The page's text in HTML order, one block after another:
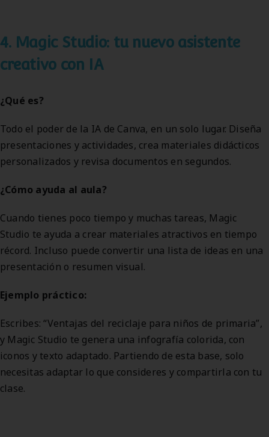
4. Magic Studio: tu nuevo asistente
creativo con IA
¿Qué es?
Todo el poder de la IA de Canva, en un solo lugar. Diseña
presentaciones y actividades, crea materiales didácticos
personalizados y revisa documentos en segundos.
¿Cómo ayuda al aula?
Cuando tienes poco tiempo y muchas tareas, Magic
Studio te ayuda a crear materiales atractivos en tiempo
récord. Incluso puede convertir una lista de ideas en una
presentación o resumen visual.
Ejemplo práctico:
Escribes: “Ventajas del reciclaje para niños de primaria”,
y Magic Studio te genera una infografía colorida, con
iconos y texto adaptado. Partiendo de esta base, solo
necesitas adaptar lo que consideres y compartirla con tu
clase.